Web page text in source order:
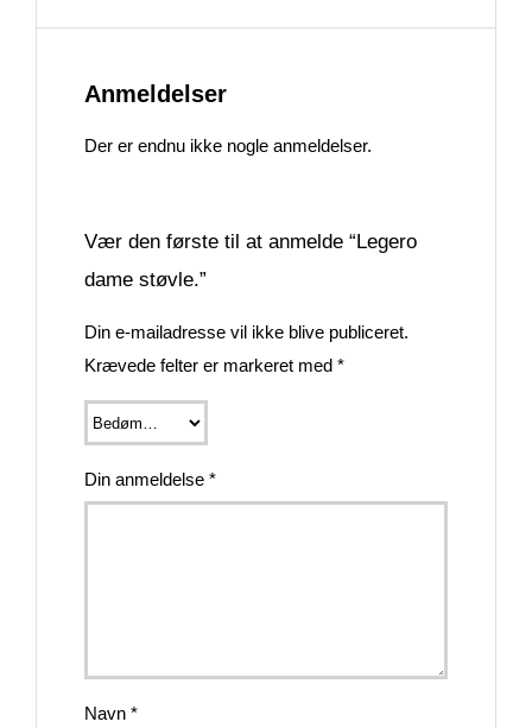
Anmeldelser
Der er endnu ikke nogle anmeldelser.
Vær den første til at anmelde “Legero
dame støvle.”
Din e-mailadresse vil ikke blive publiceret.
Krævede felter er markeret med *
Din anmeldelse *
Navn *